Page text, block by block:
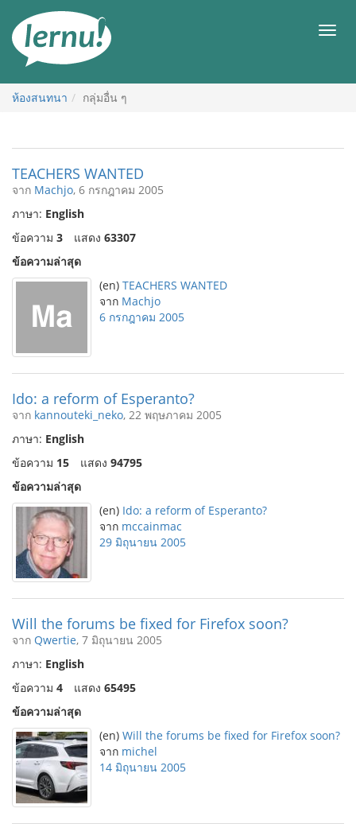
สารบัญ
เมนู
ห้องสนทนา กลุ่มอื่น ๆ
TEACHERS WANTED
จาก Machjo, 6 กรกฎาคม 2005
ภาษา: English
ข้อความ 3 แสดง 63307
ข้อความล่าสุด
(en) TEACHERS WANTED
จาก Machjo
6 กรกฎาคม 2005
Ido: a reform of Esperanto?
จาก kannouteki_neko, 22 พฤษภาคม 2005
ภาษา: English
ข้อความ 15 แสดง 94795
ข้อความล่าสุด
(en) Ido: a reform of Esperanto?
จาก mccainmac
29 มิถุนายน 2005
Will the forums be fixed for Firefox soon?
จาก Qwertie, 7 มิถุนายน 2005
ภาษา: English
ข้อความ 4 แสดง 65495
ข้อความล่าสุด
(en) Will the forums be fixed for Firefox soon?
จาก michel
14 มิถุนายน 2005